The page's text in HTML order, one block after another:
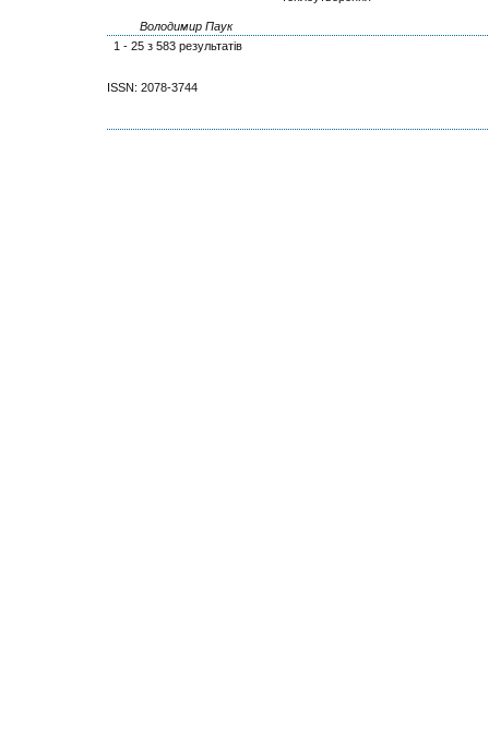
Володимир Паук
1 - 25 з 583 результатів
ISSN: 2078-3744